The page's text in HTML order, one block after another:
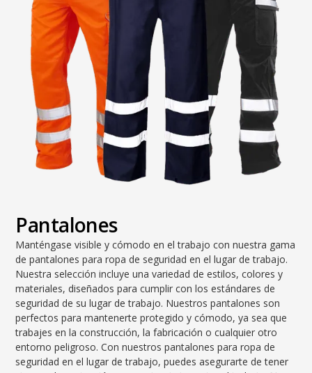
Pantalones
Manténgase visible y cómodo en el trabajo con nuestra gama
de pantalones para ropa de seguridad en el lugar de trabajo.
Nuestra selección incluye una variedad de estilos, colores y
materiales, diseñados para cumplir con los estándares de
seguridad de su lugar de trabajo. Nuestros pantalones son
perfectos para mantenerte protegido y cómodo, ya sea que
trabajes en la construcción, la fabricación o cualquier otro
entorno peligroso. Con nuestros pantalones para ropa de
seguridad en el lugar de trabajo, puedes asegurarte de tener